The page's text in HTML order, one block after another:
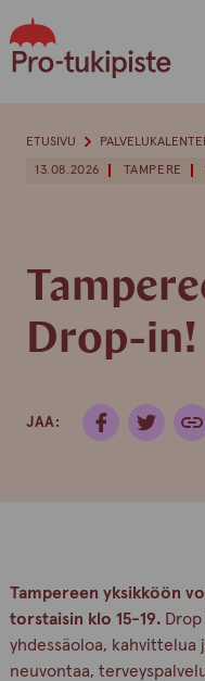
to
content
13.08.2026 TAMPERE
Drop-in!
JAA:
ETUSIVU
Tampereen yksikköön
torstaisin klo 15-19.
yhdessäoloa, kahvittelua
neuvontaa,